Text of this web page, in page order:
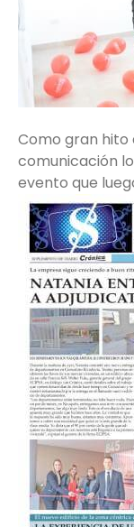
Como gran hito
comunicación
evento que